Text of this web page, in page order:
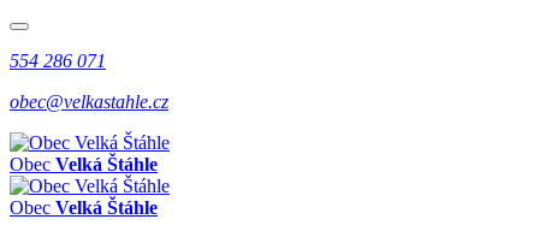
554 286 071
obec@velkastahle.cz
Obec Velká Štáhle
Obec Velká Štáhle